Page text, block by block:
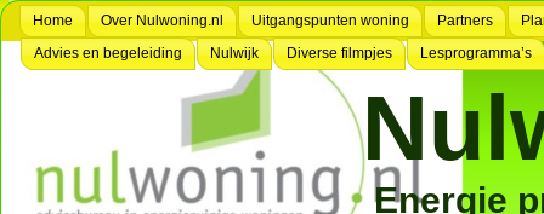
Home Over Nulwoning.nl Uitgangspunten woning Partners
Advies en begeleiding
Nulwijk Diverse filmpjes Lesprogramma’s
Energie